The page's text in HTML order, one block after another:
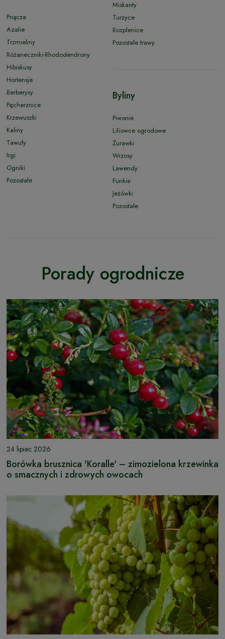
Pnącza
Azalie
Trzmieliny
Różaneczniki-Rhododendrony
Hibiskusy
Hortensje
Berberysy
Pęcherznice
Krzewuszki
Kaliny
Tawuły
Irgi
Ogniki
Pozostałe
Miskanty
Turzyce
Rozplenice
Pozostałe trawy
Byliny
Piwonie
Liliowce ogrodowe
Żurawki
Wrzosy
Lawendy
Funkie
Jeżówki
Pozostałe
Porady ogrodnicze
24 lipiec 2026
Borówka brusznica 'Koralle' – zimozielona krzewinka
o smacznych i zdrowych owocach